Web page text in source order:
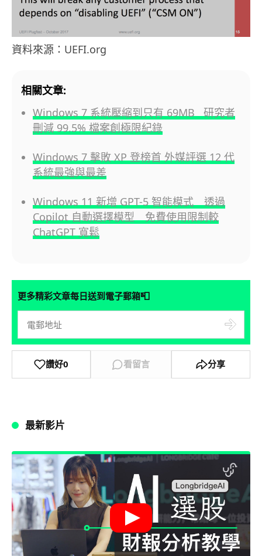
資料來源：UEFI.org
相關文章:
Windows 7 系統壓縮到只有 69MB 研究者
刪減 99.5% 檔案創極限紀錄
Windows 7 擊敗 XP 登榜首 外媒評選 12 代
系統最強與最差
Windows 11 新增 GPT-5 智能模式 透過
Copilot 自動選擇模型 免費使用限制較
ChatGPT 寬鬆
更多精彩文章每日送到電子郵箱📮
讚好0 看留言 分享
最新影片